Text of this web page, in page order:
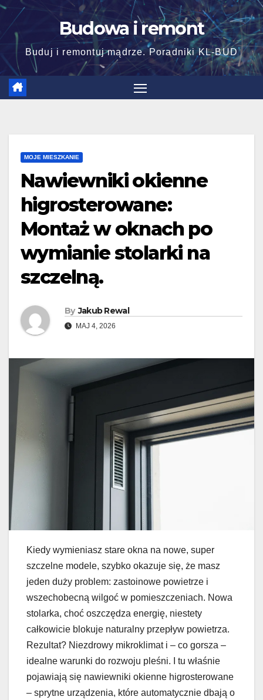
Skip
content
Budowa i remont
Buduj i remontuj mądrze. Poradniki KL-BUD
MOJE MIESZKANIE
Nawiewniki okienne
higrosterowane:
Montaż w oknach po
wymianie stolarki na
szczelną.
By Jakub Rewal
MAJ 4, 2026
Kiedy wymieniasz stare okna na nowe, super
szczelne modele, szybko okazuje się, że masz
jeden duży problem: zastoinowe powietrze i
wszechobecną wilgoć w pomieszczeniach. Nowa
stolarka, choć oszczędza energię, niestety
całkowicie blokuje naturalny przepływ powietrza.
Rezultat? Niezdrowy mikroklimat i – co gorsza –
idealne warunki do rozwoju pleśni. I tu właśnie
pojawiają się nawiewniki okienne higrosterowane
– sprytne urządzenia, które automatycznie dbają o